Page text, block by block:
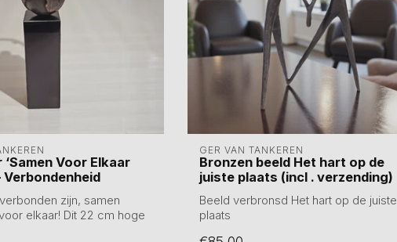
Voor Elkaar
Verbondenheid
zijn, samen
elkaar! Dit 22 cm hoge
GER VAN TANKEREN
Bronzen beeld Het hart op de
juiste plaats (incl . verzending)
Beeld verbronsd Het hart op de juiste
plaats